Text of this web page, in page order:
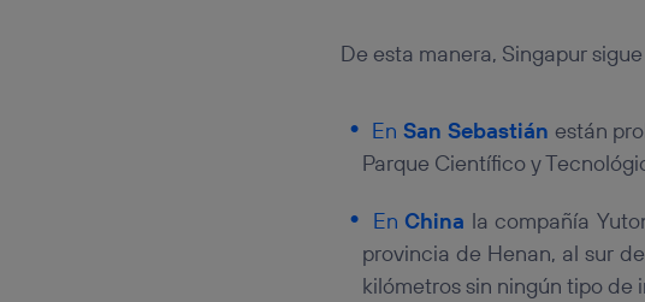
De esta manera, Singapur
En San Sebastián están
Parque Científico y
EnChina la compañía
provincia de Henan, al sur
kilómetros sin ningún tipo de